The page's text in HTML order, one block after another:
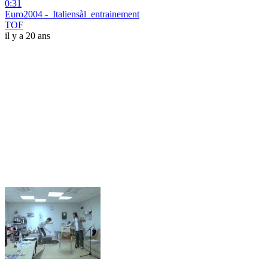
0:31
Euro2004 -_Italiensàl_entrainement
TOF
il y a 20 ans